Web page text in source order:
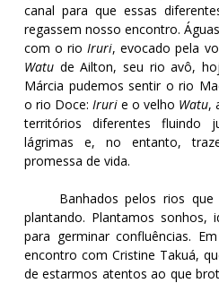
canal para que essas
regassem nosso encontro.
com o rioIruri, evocado pela
Watude Ailton, seu rio avô,
Márcia pudemos sentir o rio
o rio Doce: Irurie o velho Watu,
territórios diferentes fluindo
lágrimas e, no entanto,
promessa de vida.
Banhados pelos rios que
plantando. Plantamos sonhos,
para germinar confluências.
encontro com Cristine Takuá,
de estarmos atentos ao que